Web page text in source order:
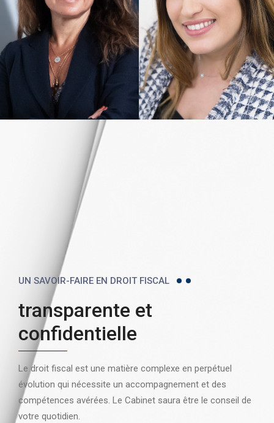
UN SAVOIR-FAIRE EN DROIT FISCAL
transparente et
confidentielle
Le droit fiscal est une matière complexe en perpétuel
évolution qui nécessite un accompagnement et des
compétences avérées. Le Cabinet saura être le conseil de
votre quotidien.